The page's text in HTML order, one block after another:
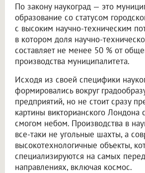
По закону наукоград — это
образование со статусом
с высоким научно-техническим
в котором доля научно-
составляет не менее 50 % от
производства муниципалитета.
Исходя из своей специфики
формировались вокруг
предприятий, но не стоит сразу
картины викторианского Лондона
смогом небом. Производства в
все-таки не угольные шахты, а
высокотехнологичные объекты,
специализируются на самых
направлениях, включая космос.